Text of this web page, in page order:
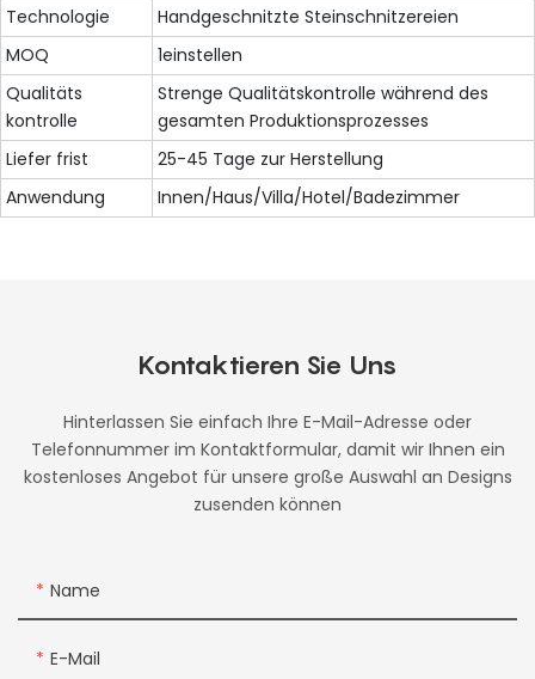
Technologie
Handgeschnitzte Steinschnitzereien
MOQ
1einstellen
Qualitäts
kontrolle
Strenge Qualitätskontrolle während des
gesamten Produktionsprozesses
Liefer frist
25-45 Tage zur Herstellung
Anwendung
Innen/Haus/Villa/Hotel/Badezimmer
Kontaktieren Sie Uns
Hinterlassen Sie einfach Ihre E-Mail-Adresse oder
Telefonnummer im Kontaktformular, damit wir Ihnen ein
kostenloses Angebot für unsere große Auswahl an Designs
zusenden können
Name
E-Mail